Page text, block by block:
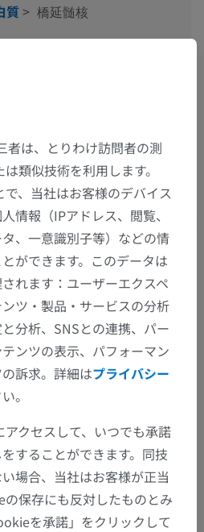
質> 橋延髄核
か？
の提案がありましたらどう
問題を報告
者は、とりわけ訪問者の測
類似技術を利用します。
、当社はお客様のデバイス
情報（IPアドレス、閲覧、
、一意識別子等）などの情
ができます。このデータは
れます：ユーザーエクスペ
ツ・製品・サービスの分析
分析、SNSとの連携、パー
ンツの表示、パフォーマン
訴求。詳細はプライバシー
。
クセスして、いつでも承諾
することができます。同技
場合、当社はお客様が正当
保存にも反対したものとみ
を承諾」をクリックして